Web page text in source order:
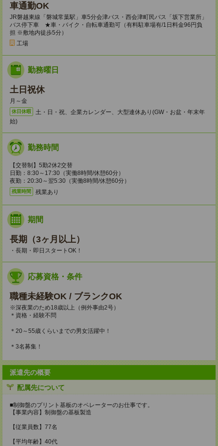
車通勤OK
JR磐越東線「磐城常葉駅」車5分会津バス・西会津町民バス「坂下営業所」
バス停下車 ★車・バイク・自転車通勤可（有料駐車場有/1日料金96円負
担 ※敷地内徒歩5分）
工場
勤務曜日
土日祝休
月～金
休日休暇
土・日・祝、企業カレンダー、大型連休あり(GW・お盆・年末年
始)
勤務時間
【交替制】5勤2休2交替
日勤：8:30～17:30（実働8時間/休憩60分）
夜勤：20:30～翌5:30（実働8時間/休憩60分）
残業時間 残業あり
期間
長期（3ヶ月以上）
・長期・即日スタートOK！
応募資格・条件
職種未経験OK / ブランクOK
※深夜業のため18歳以上（例外事由2号）
＊資格・経験不問
＊20～55歳くらいまでの男女活躍中！
＊3名募集！
派遣先の概要
配属先について
■制御盤のプリント基板のオペレーターのお仕事です。
【事業内容】制御盤の基板製造
【従業員数】77名
【平均年齢】40代